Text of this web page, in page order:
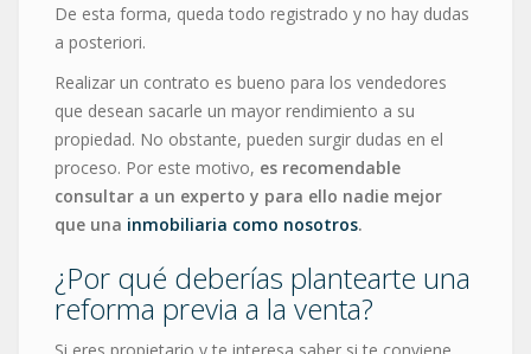
De esta forma, queda todo registrado y no hay dudas
a posteriori.
Realizar un contrato es bueno para los vendedores
que desean sacarle un mayor rendimiento a su
propiedad. No obstante, pueden surgir dudas en el
proceso. Por este motivo, es recomendable
consultar a un experto y para ello nadie mejor
que una inmobiliaria como nosotros.
¿Por qué deberías plantearte una
reforma previa a la venta?
Si eres propietario y te interesa saber si te conviene